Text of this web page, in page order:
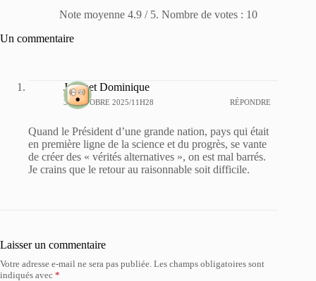
Note moyenne 4.9/ 5. Nombre de votes : 10
Un commentaire
Jacquet Dominique
30 OCTOBRE 2025/11H28 RÉPONDRE
Quand le Président d’une grande nation, pays qui était
en première ligne de la science et du progrès, se vante
de créer des « vérités alternatives », on est mal barrés.
Je crains que le retour au raisonnable soit difficile.
Laisser un commentaire
Votre adresse e-mail ne sera pas publiée. Les champs obligatoires sont
indiqués avec *